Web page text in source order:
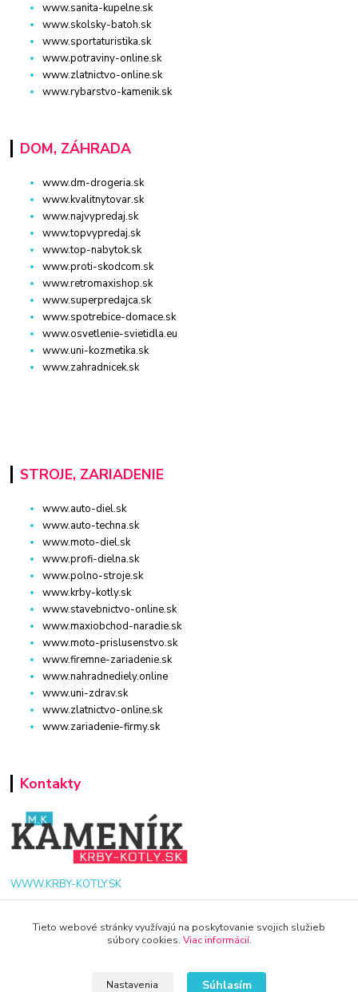
www.sanita-kupelne.sk
www.skolsky-batoh.sk
www.sportaturistika.sk
www.potraviny-online.sk
www.zlatnictvo-online.sk
www.rybarstvo-kamenik.sk
DOM, ZÁHRADA
www.dm-drogeria.sk
www.kvalitnytovar.sk
www.najvypredaj.sk
www.topvypredaj.sk
www.top-nabytok.sk
www.proti-skodcom.sk
www.retromaxishop.sk
www.superpredajca.sk
www.spotrebice-domace.sk
www.osvetlenie-svietidla.eu
www.uni-kozmetika.sk
www.zahradnicek.sk
STROJE, ZARIADENIE
www.auto-diel.sk
www.auto-techna.sk
www.moto-diel.sk
www.profi-dielna.sk
www.polno-stroje.sk
www.krby-kotly.sk
www.stavebnictvo-online.sk
www.maxiobchod-naradie.sk
www.moto-prislusenstvo.sk
www.firemne-zariadenie.sk
www.nahradnediely.online
www.uni-zdrav.sk
www.zlatnictvo-online.sk
www.zariadenie-firmy.sk
Kontakty
WWW.KRBY-KOTLY.SK
Tieto webové stránky využívajú na poskytovanie svojich služieb
súbory cookies. Viac informácií.
Nastavenia Súhlasím